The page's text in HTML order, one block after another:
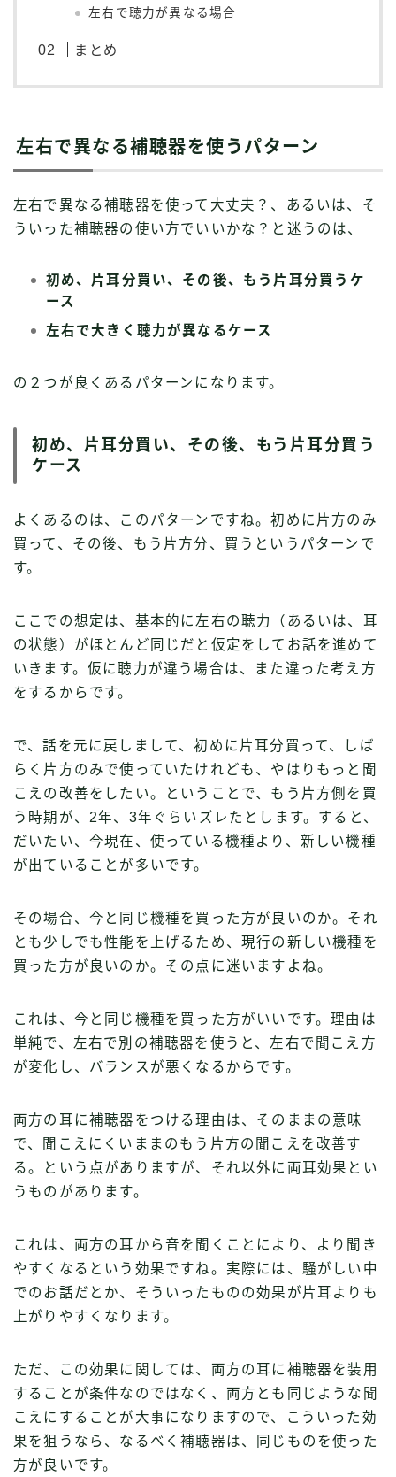
左右で聴力が異なる場合
まとめ
左右で異なる補聴器を使うパターン
左右で異なる補聴器を使って大丈夫？、あるいは、そ
ういった補聴器の使い方でいいかな？と迷うのは、
初め、片耳分買い、その後、もう片耳分買うケ
ース
左右で大きく聴力が異なるケース
の２つが良くあるパターンになります。
初め、片耳分買い、その後、もう片耳分買う
ケース
よくあるのは、このパターンですね。初めに片方のみ
買って、その後、もう片方分、買うというパターンで
す。
ここでの想定は、基本的に左右の聴力（あるいは、耳
の状態）がほとんど同じだと仮定をしてお話を進めて
いきます。仮に聴力が違う場合は、また違った考え方
をするからです。
で、話を元に戻しまして、初めに片耳分買って、しば
らく片方のみで使っていたけれども、やはりもっと聞
こえの改善をしたい。ということで、もう片方側を買
う時期が、2年、3年ぐらいズレたとします。すると、
だいたい、今現在、使っている機種より、新しい機種
が出ていることが多いです。
その場合、今と同じ機種を買った方が良いのか。それ
とも少しでも性能を上げるため、現行の新しい機種を
買った方が良いのか。その点に迷いますよね。
これは、今と同じ機種を買った方がいいです。理由は
単純で、左右で別の補聴器を使うと、左右で聞こえ方
が変化し、バランスが悪くなるからです。
両方の耳に補聴器をつける理由は、そのままの意味
で、聞こえにくいままのもう片方の聞こえを改善す
る。という点がありますが、それ以外に両耳効果とい
うものがあります。
これは、両方の耳から音を聞くことにより、より聞き
やすくなるという効果ですね。実際には、騒がしい中
でのお話だとか、そういったものの効果が片耳よりも
上がりやすくなります。
ただ、この効果に関しては、両方の耳に補聴器を装用
することが条件なのではなく、両方とも同じような聞
こえにすることが大事になりますので、こういった効
果を狙うなら、なるべく補聴器は、同じものを使った
方が良いです。